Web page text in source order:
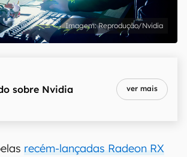
Reprodução/Nvidia
sobre Nvidia ver mais
recém-lançadas Radeon RX